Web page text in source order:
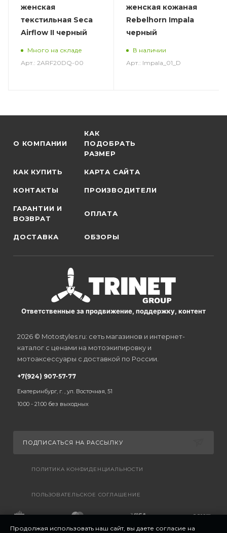
женская
текстильная Seca
Airflow II черный
Много на складе
Арт.: 2ARF20DQ-00
женская кожаная
Rebelhorn Impala
черный
В наличии
Арт.: Impala_01_D
О КОМПАНИИ
КАК
ПОДОБРАТЬ
РАЗМЕР
КАК КУПИТЬ КАРТА САЙТА
КОНТАКТЫ ПРОИЗВОДИТЕЛИ
ГАРАНТИИ И
ВОЗВРАТ
ОПЛАТА
ДОСТАВКА ОБЗОРЫ
Ответственные за продвижение, поддержку, контент
2026 © Motostyles.ru: сеть магазинов и интернет-
каталог с ценами на мотоэкипировку и
мотоаксессуары с доставкой по России.
+7(924) 907-57-77
Екатеринбург, г. , ул. Восточная, 51
10:00 - 21:00 без выходных
ПОДПИСАТЬСЯ НА РАССЫЛКУ
ПОЛИТИКА КОНФИДЕНЦИАЛЬНОСТИ
ПОЛЬЗОВАТЕЛЬСКОЕ СОГЛАШЕНИЕ
Продолжая использовать наш сайт, вы даете согласие на